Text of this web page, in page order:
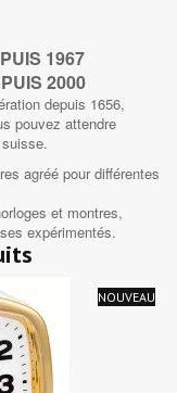
1967
2000
depuis 1656,
pouvez attendre
agréé pour différentes
et montres,
expérimentés.
NOUVEAU